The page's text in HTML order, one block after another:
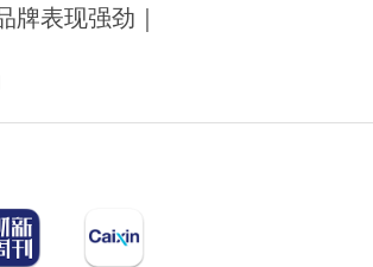
牌表现强劲｜